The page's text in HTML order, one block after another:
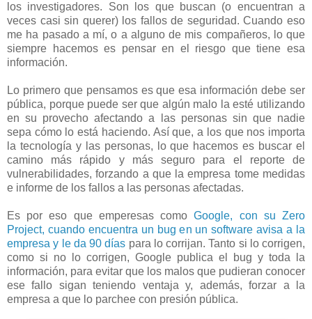
los investigadores. Son los que buscan (o encuentran a
veces casi sin querer) los fallos de seguridad. Cuando eso
me ha pasado a mí, o a alguno de mis compañeros, lo que
siempre hacemos es pensar en el riesgo que tiene esa
información.
Lo primero que pensamos es que esa información debe ser
pública, porque puede ser que algún malo la esté utilizando
en su provecho afectando a las personas sin que nadie
sepa cómo lo está haciendo. Así que, a los que nos importa
la tecnología y las personas, lo que hacemos es buscar el
camino más rápido y más seguro para el reporte de
vulnerabilidades, forzando a que la empresa tome medidas
e informe de los fallos a las personas afectadas.
Es por eso que emperesas comoGoogle, con su Zero
Project, cuando encuentra un bug en un software avisa a la
empresa y le da 90 días para lo corrijan. Tanto si lo corrigen,
como si no lo corrigen, Google publica el bug y toda la
información, para evitar que los malos que pudieran conocer
ese fallo sigan teniendo ventaja y, además, forzar a la
empresa a que lo parchee con presión pública.